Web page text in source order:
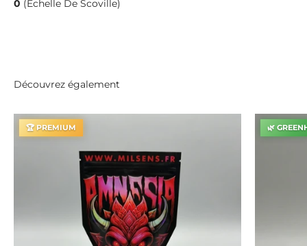
0 (Echelle De Scoville)
Découvrez également
🏆 PREMIUM 🌿